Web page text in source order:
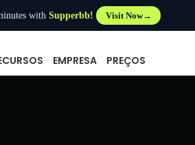
withSupperbb! Visit Now
EMPRESA PREÇOS